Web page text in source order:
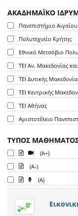
ΑΚΑΔΗΜΑΪΚΟ
Πανεπιστήμιο Αιγαίου
Πολυτεχνείο Κρήτης
Εθνικό Μετσόβιο
ΤΕΙ Αν. Μακεδονίας
ΤΕΙ Δυτικής
ΤΕΙ Κεντρικής
ΤΕΙ Αθήνας
Αριστοτέλειο
ΤΥΠΟΣ
(A+)
(A-)
(A)